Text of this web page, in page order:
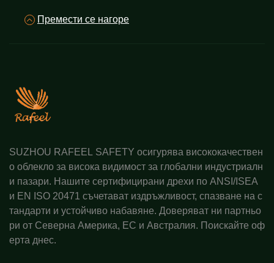
Премести се нагоре
SUZHOU RAFEEL SAFETY осигурява висококачествен
о облекло за висока видимост за глобални индустриалн
и пазари. Нашите сертифицирани дрехи по ANSI/ISEA
и EN ISO 20471 съчетават издръжливост, спазване на с
тандарти и устойчиво набавяне. Доверяват ни партньо
ри от Северна Америка, ЕС и Австралия. Поискайте оф
ерта днес.